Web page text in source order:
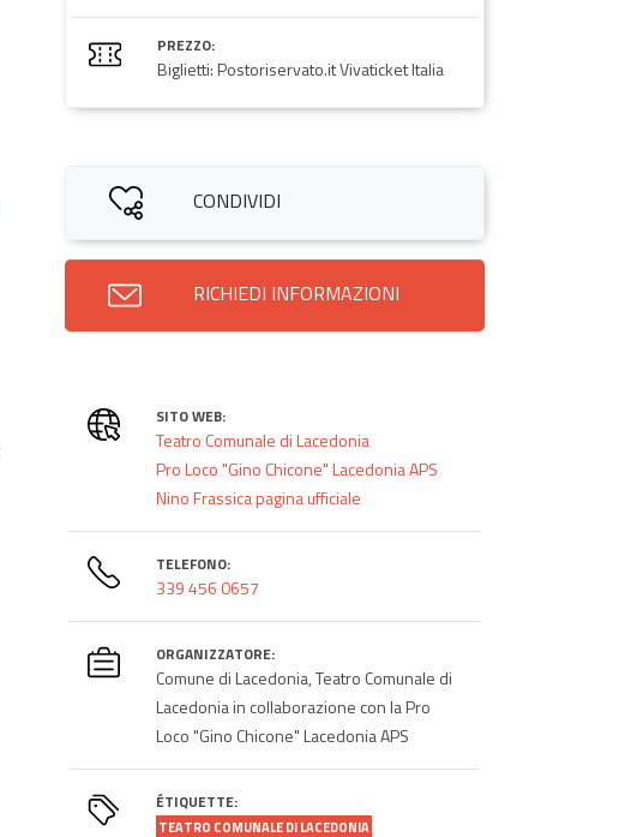
PREZZO:
Biglietti: Postoriservato.it Vivaticket Italia
CONDIVIDI
RICHIEDI INFORMAZIONI
SITO WEB:
Teatro Comunale di Lacedonia
Pro Loco "Gino Chicone" Lacedonia APS
Nino Frassica pagina ufficiale
TELEFONO:
339 456 0657
ORGANIZZATORE:
Comune di Lacedonia, Teatro Comunale di
Lacedonia in collaborazione con la Pro
Loco "Gino Chicone" Lacedonia APS
ÉTIQUETTE:
TEATRO COMUNALE DI LACEDONIA